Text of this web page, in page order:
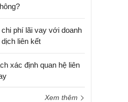
phí lãi vay với doanh
liên kết
xác định quan hệ liên
Xem thêm